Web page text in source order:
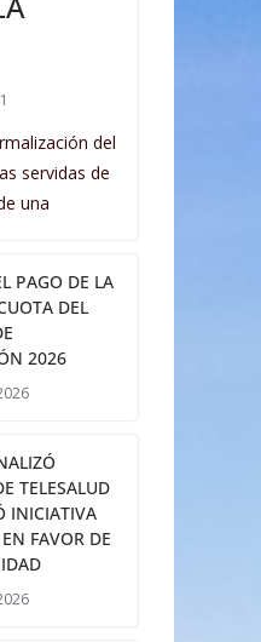
del
servidas de
una
PAGO DE LA
DEL
2026
TELESALUD
INICIATIVA
FAVOR DE